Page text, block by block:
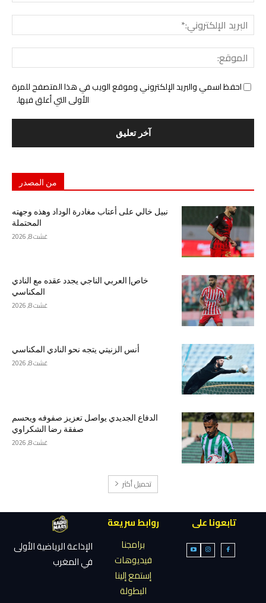
احفظ اسمي والبريد الإلكتروني وموقع الويب في هذا المتصفح للمرة
الأولى التي أعلق فيها.
من المصدر
نبيل خالي على أعتاب مغادرة الوداد وهذه وجهته
المحتملة
غشت 8, 2026
خاص| العربي الناجي يجدد عقده مع النادي
المكناسي
غشت 8, 2026
أنس الزنيتي يتجه نحو النادي المكناسي
غشت 8, 2026
الدفاع الجديدي يواصل تعزيز صفوفه ويحسم
صفقة رضا الشكراوي
غشت 8, 2026
تحميل أكثر
تابعونا على
روابط سريعة
برامجنا
فيديوهات
إستمع إلينا
البطولة
الإذاعة الرياضية الأولى
في المغرب